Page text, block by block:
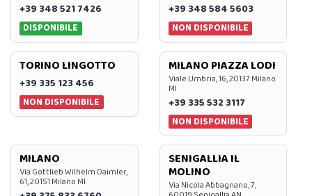
+39 348 521 7426
DISPONIBILE
+39 348 584 5603
NON DISPONIBILE
TORINO LINGOTTO
+39 335 123 456
NON DISPONIBILE
MILANO PIAZZA LODI
Viale Umbria, 16, 20137 Milano
MI
+39 335 532 3117
NON DISPONIBILE
MILANO
Via Gottlieb Wilhelm Daimler,
61, 20151 Milano MI
SENIGALLIA IL
MOLINO
Via Nicola Abbagnano, 7,